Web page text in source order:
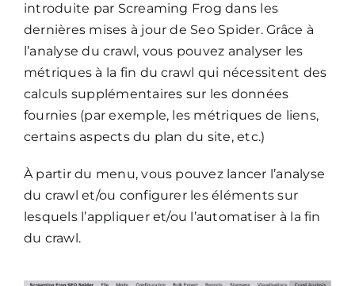
introduite par Screaming Frog dans les
dernières mises à jour de Seo Spider. Grâce à
l’analyse du crawl, vous pouvez analyser les
métriques à la fin du crawl qui nécessitent des
calculs supplémentaires sur les données
fournies (par exemple, les métriques de liens,
certains aspects du plan du site, etc.)
À partir du menu, vous pouvez lancer l’analyse
du crawl et/ou configurer les éléments sur
lesquels l’appliquer et/ou l’automatiser à la fin
du crawl.